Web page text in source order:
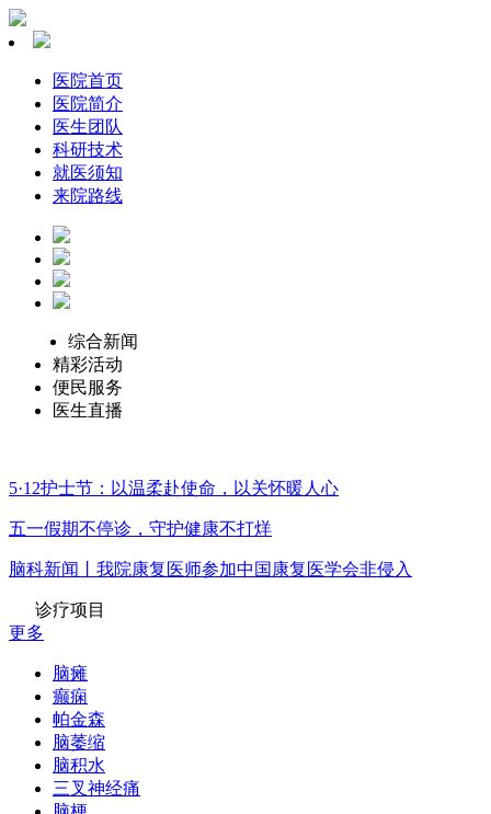
医院首页
医院简介
医生团队
科研技术
就医须知
来院路线
综合新闻
精彩活动
便民服务
医生直播
5·12护士节：以温柔赴使命，以关怀暖人心
五一假期不停诊，守护健康不打烊
脑科新闻丨我院康复医师参加中国康复医学会非侵入
诊疗项目
更多
脑瘫
癫痫
帕金森
脑萎缩
脑积水
三叉神经痛